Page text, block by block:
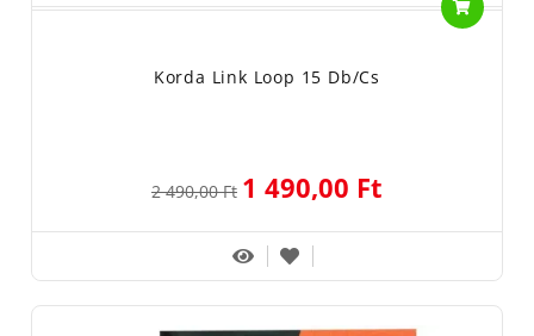
Korda Link Loop 15 Db/cs
2 490,00 Ft 1 490,00 Ft